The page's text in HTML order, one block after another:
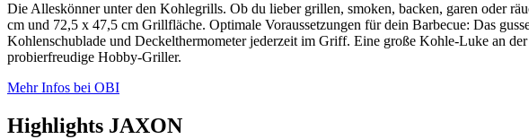
Die Alleskönner unter den Kohlegrills. Ob du lieber grillen, smoken, backen, garen oder
cm und 72,5 x 47,5 cm Grillfläche. Optimale Voraussetzungen für dein Barbecue: Das
Kohlenschublade und Deckelthermometer jederzeit im Griff. Eine große Kohle-Luke an
probierfreudige Hobby-Griller.
Mehr Infos bei OBI
Highlights JAXON